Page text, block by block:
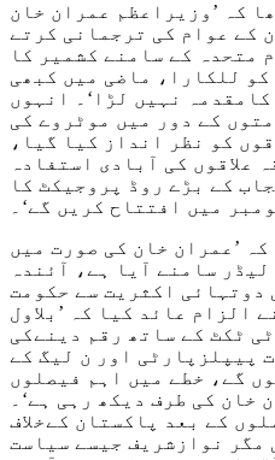
کہ ’وزیراعظم عمران خان
کے عوام کی ترجمانی کرتے
متحدہ کے سامنے کشمیر کا
للکارا، ماضی میں کبھی
نہیں لڑا‘۔ انہوں
کے دور میں موٹروے کی
کو نظر انداز کیا گیا،
علاقوں کی آبادی استفادہ
کے بڑے روڈ پروجیکٹ کا
میں افتتاح کریں گے‘۔
’عمران خان کی صورت میں
لیڈر سامنے آیا ہے، آئندہ
دوتہائی اکثریت سے حکومت
الزام عائد کیا کہ ’بلاول
ٹکٹ کے ساتھ رقم دینےکی
پیپلزپارٹی اور ن لیگ کے
گے، خطے میں اہم فیصلوں
خان کی طرف دیکھ رہی ہے‘۔
کے بعد پاکستان کےخلاف
مگر نوازشریف جیسے سیاست